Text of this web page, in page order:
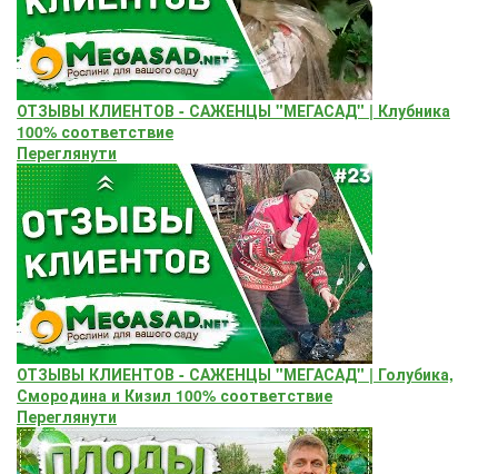
ОТЗЫВЫ КЛИЕНТОВ - САЖЕНЦЫ "МЕГАСАД" | Клубника
100% соответствие
Переглянути
ОТЗЫВЫ КЛИЕНТОВ - САЖЕНЦЫ "МЕГАСАД" | Голубика,
Смородина и Кизил 100% соответствие
Переглянути